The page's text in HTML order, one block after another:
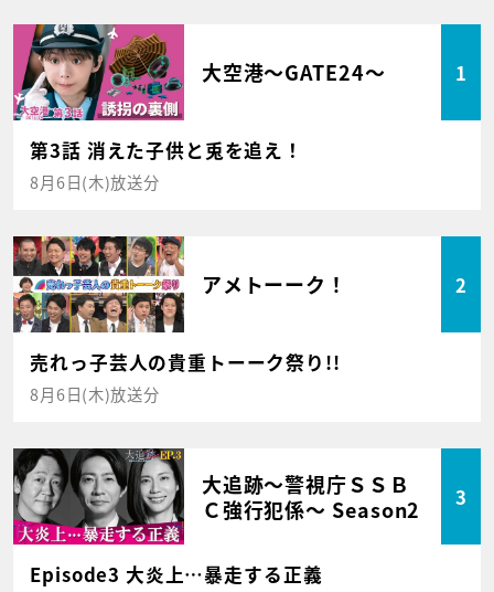
大空港～GATE24～ 1
第3話 消えた子供と兎を追え！
8月6日(木)放送分
アメトーーク！ 2
売れっ子芸人の貴重トーーク祭り!!
8月6日(木)放送分
大追跡～警視庁ＳＳＢ
Ｃ強行犯係～ Season2
3
Episode3 大炎上…暴走する正義